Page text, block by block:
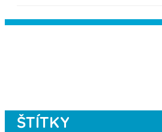
ŠTÍTKY